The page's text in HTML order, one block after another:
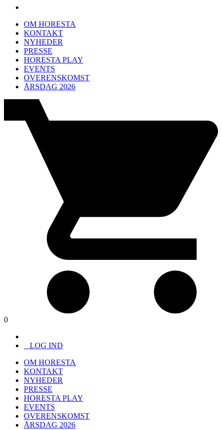
OM HORESTA
KONTAKT
NYHEDER
PRESSE
HORESTA PLAY
EVENTS
OVERENSKOMST
ÅRSDAG 2026
0
LOG IND
OM HORESTA
KONTAKT
NYHEDER
PRESSE
HORESTA PLAY
EVENTS
OVERENSKOMST
ÅRSDAG 2026